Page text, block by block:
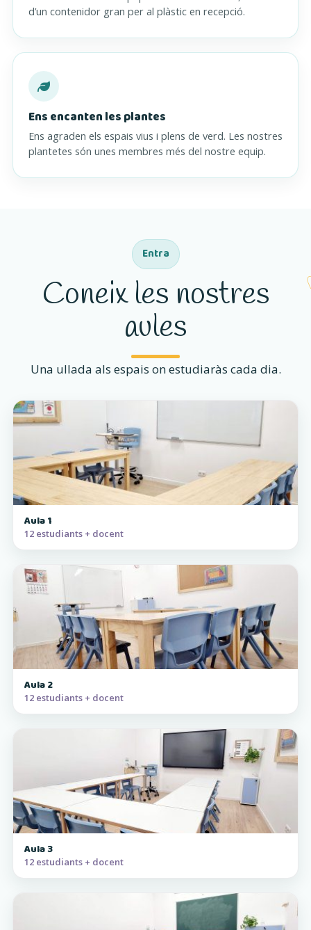
d’un contenidor gran per al plàstic en recepció.
Ens encanten les plantes
Ens agraden els espais vius i plens de verd. Les nostres
plantetes són unes membres més del nostre equip.
Entra
Coneix les nostres
aules
Una ullada als espais on estudiaràs cada dia.
Aula 1
12 estudiants + docent
Aula 2
12 estudiants + docent
Aula 3
12 estudiants + docent